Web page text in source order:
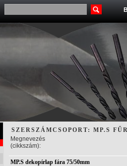
SZERSZÁMCSOPORT: MP.S
Megnevezés
(cikkszám):
MP.S dekopírlap fára 75/50mm